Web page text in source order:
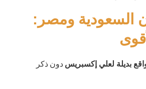
السعودية ومصر:
بديلة لعلي إكسبريس دون ذكر